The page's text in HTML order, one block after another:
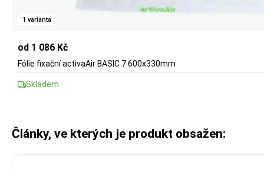
1 varianta
od 1 086 Kč
Fólie fixační activaAir BASIC 7 600x330mm
Skladem
Články, ve kterých je produkt obsažen: